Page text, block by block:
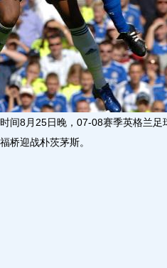
8月25日晚，07-08赛季英格兰足
桥迎战朴茨茅斯。